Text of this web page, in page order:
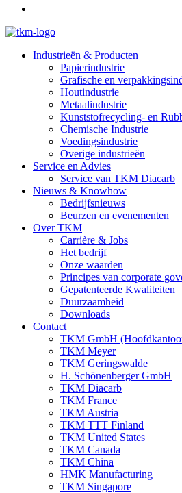
Industrieën & Producten
Papierindustrie
Grafische en
Houtindustrie
Metaalindustrie
Kunststofrecycling- en
Chemische Industrie
Voedingsindustrie
Overige industrieën
Service en Advies
Service van TKM Diacarb
Nieuws & Knowhow
Bedrijfsnieuws
Beurzen en evenementen
Over TKM
Carrière & Jobs
Het bedrijf
Onze waarden
Principes van corporate
Gepatenteerde Kwaliteiten
Duurzaamheid
Downloads
Contact
TKM GmbH
TKM Meyer
TKM Geringswalde
H. Schönenberger GmbH
TKM Diacarb
TKM France
TKM Austria
TKM TTT Finland
TKM United States
TKM Canada
TKM China
HMK Manufacturing
TKM Singapore